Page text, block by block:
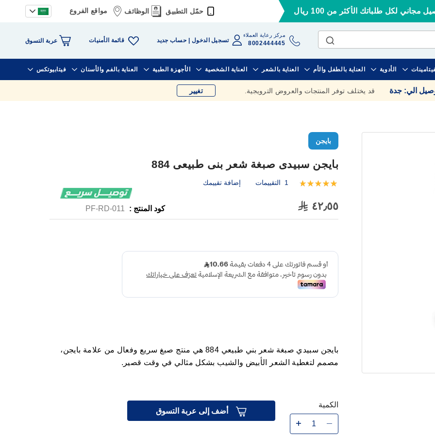
مجاني لكل طلباتك الأكثر من 100 ريال حمّل التطبيق الوظائف مواقع الفروع
مركز رعاية العملاء
8002444445 تسجيل الدخول حساب جديد قائمة الأمنيات عربة التسوق
الأدوية العناية بالطفل والأم العناية بالشعر العناية الشخصية الأجهزة الطبية العناية بالفم والأسنان فيتابيوتكس
الي: جدة قد يختلف توفر المنتجات والعروض الترويجية. تغيير
بايجن
بايجن سبيدى صبغة شعر بنى طبيعى 884
تقييم:
1 التقييمات إضافة تقييمك
٤٢٫٥٥ كود المنتج : PF-RD-011
بايجن سبيدي صبغة شعر بني طبيعي 884 هي منتج صبغ سريع وفعال من علامة بايجن،
مصمم لتغطية الشعر الأبيض والشيب بشكل مثالي في وقت قصير.
الكمية
أضف إلى عربة التسوق